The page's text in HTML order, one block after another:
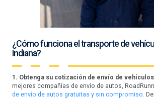
¿Cómo funciona el transporte de
Indiana?
1. Obtenga su cotización de envío de
mejores compañías de envío de autos,
de envío de autos gratuitas y sin compromiso.